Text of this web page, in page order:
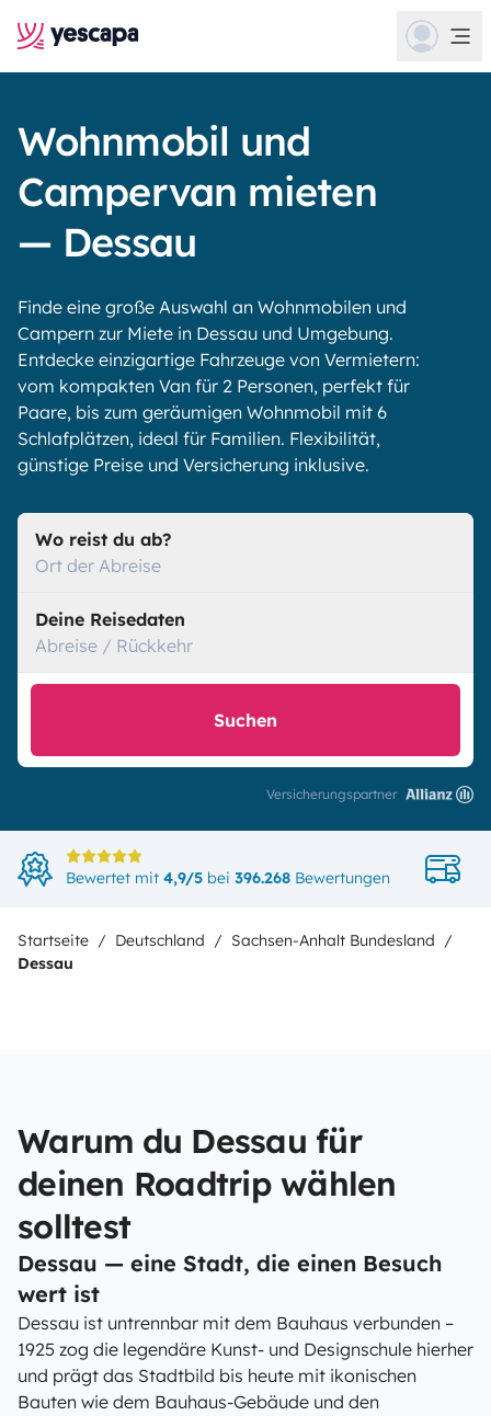
Wohnmobil und
Campervan mieten
— Dessau
Finde eine große Auswahl an Wohnmobilen und
Campern zur Miete in Dessau und Umgebung.
Entdecke einzigartige Fahrzeuge von Vermietern:
vom kompakten Van für 2 Personen, perfekt für
Paare, bis zum geräumigen Wohnmobil mit 6
Schlafplätzen, ideal für Familien. Flexibilität,
günstige Preise und Versicherung inklusive.
Wo reist du ab?
Ort der Abreise
Deine Reisedaten
Abreise / Rückkehr
Suchen
Versicherungspartner
Bewertet mit 4,9/5 bei 396.268 Bewertungen
Startseite Deutschland
Sachsen-Anhalt Bundesland
Dessau
Warum du Dessau für
deinen Roadtrip wählen
solltest
Dessau — eine Stadt, die einen Besuch
wert ist
Dessau ist untrennbar mit dem Bauhaus verbunden –
1925 zog die legendäre Kunst- und Designschule hierher
und prägt das Stadtbild bis heute mit ikonischen
Bauten wie dem Bauhaus-Gebäude und den